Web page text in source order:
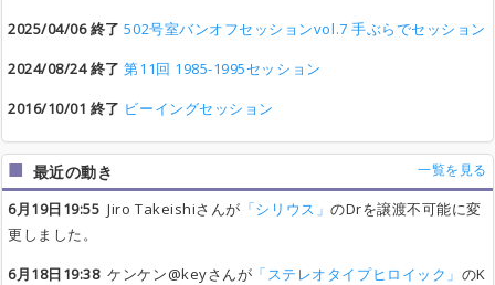
2025/04/06 終了 502号室バンオフセッションvol.7 手ぶらでセッション
2024/08/24 終了 第11回 1985-1995セッション
2016/10/01 終了 ビーイングセッション
最近の動き 一覧を見る
6月19日19:55 Jiro Takeishiさんが 「シリウス」のDrを譲渡不可能に変
更しました。
6月18日19:38ケンケン@keyさんが 「ステレオタイプヒロイック」 のK